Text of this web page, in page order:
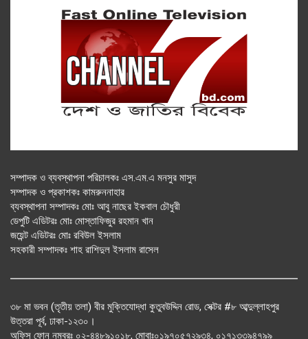
সম্পাদক ও ব্যবস্থাপনা পরিচালকঃ এস.এম.এ মনসুর মাসুদ
সম্পাদক ও প্রকাশকঃ কামরুননাহার
ব্যবস্থাপনা সম্পাদকঃ মোঃ আবু নাছের ইকবাল চৌধুরী
ডেপুটি এডিটরঃ মোঃ মোস্তাফিজুর রহমান খান
জয়েন্ট এডিটরঃ মোঃ রবিউল ইসলাম
সহকারী সম্পাদকঃ শাহ রাশিদুল ইসলাম রাসেল
৩৮ মা ভবন (তৃতীয় তলা) বীর মুক্তিযোদ্ধা কুতুবউদ্দিন রোড, সেক্টর #৮ আব্দুল্লাহপুর
উত্তরা পূর্ব, ঢাকা-১২৩০।
অফিস ফোন নম্বরঃ ০২-৪৪৮৯১০১৮, মোবাঃ০১৯৭০৫৭২৯৩৪, ০১৭১৩৩৯৪৭৯৯